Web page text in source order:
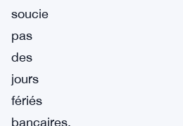
soucie
pas
des
jours
fériés
bancaires.